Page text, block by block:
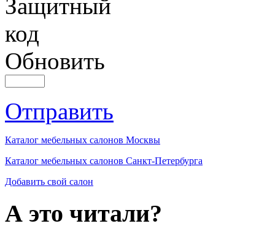
Обновить
Отправить
Каталог мебельных салонов Москвы
Каталог мебельных салонов Санкт-Петербурга
Добавить свой салон
А это читали?